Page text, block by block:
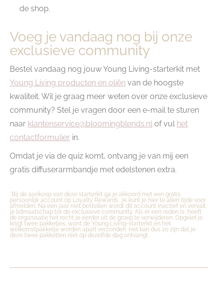
de shop.
Voeg je vandaag nog bij onze
exclusieve community
Bestel vandaag nog jouw Young Living-starterkit met
Young Living producten en oliën van de hoogste
kwaliteit. Wil je graag meer weten over onze exclusieve
community? Stel je vragen door een e-mail te sturen
naar klantenservice@bloomingblends.nl of vul het
contactformulier in.
Omdat je via de quiz komt, ontvang je van mij een
gratis diffuserarmbandje met edelstenen extra.
*Bij de aankoop van deze starterkit ga je akkoord met een gratis
persoonlijk account op Loyalty Rewards. Je kunt je hier te allen tijde voor
afmelden. Na een jaar niet bestellen wordt dit account inactief en vervalt
je lidmaatschap tot de exclusieve community. Als er een reden is, heeft
de organisatie het recht je eerder uit de groep te verwijderen. Opgelet je
krijgt twee pakketjes, want de Young Living-starterkit en het
welkomstpakketje worden apart verzonden. Het kan dus zo zijn dat je
deze twee pakketten niet op dezelfde dag ontvangt.